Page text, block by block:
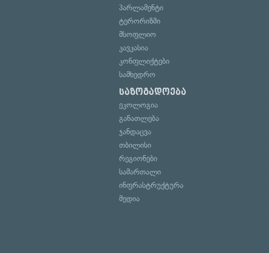
პარლამენტი
ტერორიზმი
მსოფლიო
კავკასია
კონფლიქტები
სამხედრო
საზოგადოება
ეკოლოგია
განათლება
ჯანდაცვა
თბილისი
რეგიონები
სამართალი
ინფრასტრუქტურა
მედია